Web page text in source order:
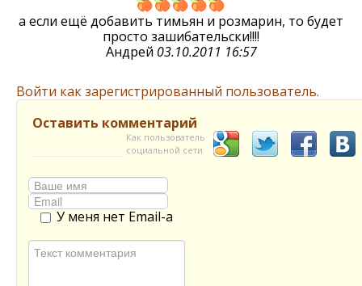
а если ещё добавить тимьян и розмарин, то будет
просто зашибательски!!!!
Андрей 03.10.2011 16:57
Войти как зарегистрированный пользователь.
Оставить комментарий
Как пользователь
социальной сети
У меня нет Email-а